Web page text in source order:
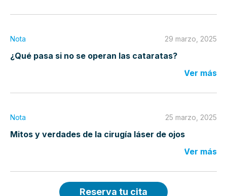
Nota 29 marzo, 2025
¿Qué pasa si no se operan las cataratas?
Ver más
Nota 25 marzo, 2025
Mitos y verdades de la cirugía láser de ojos
Ver más
Reserva tu cita